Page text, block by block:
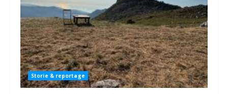
Storie & reportage